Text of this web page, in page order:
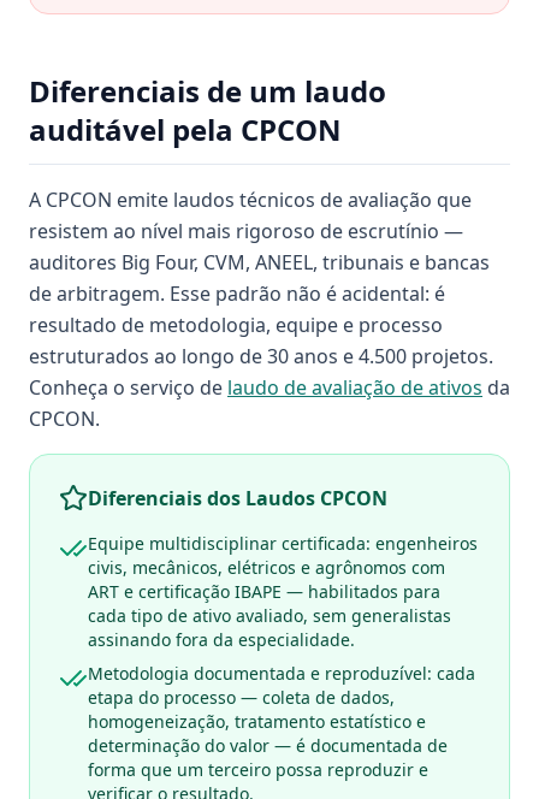
Diferenciais de um laudo
auditável pela CPCON
A CPCON emite laudos técnicos de avaliação que
resistem ao nível mais rigoroso de escrutínio —
auditores Big Four, CVM, ANEEL, tribunais e bancas
de arbitragem. Esse padrão não é acidental: é
resultado de metodologia, equipe e processo
estruturados ao longo de 30 anos e 4.500 projetos.
Conheça o serviço de laudo de avaliação de ativos da
CPCON.
Diferenciais dos Laudos CPCON
Equipe multidisciplinar certificada: engenheiros
civis, mecânicos, elétricos e agrônomos com
ART e certificação IBAPE — habilitados para
cada tipo de ativo avaliado, sem generalistas
assinando fora da especialidade.
Metodologia documentada e reproduzível: cada
etapa do processo — coleta de dados,
homogeneização, tratamento estatístico e
determinação do valor — é documentada de
forma que um terceiro possa reproduzir e
verificar o resultado.